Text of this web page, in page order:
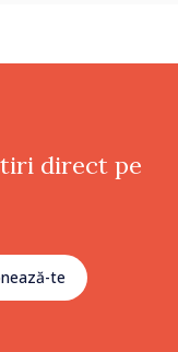
direct pe
te